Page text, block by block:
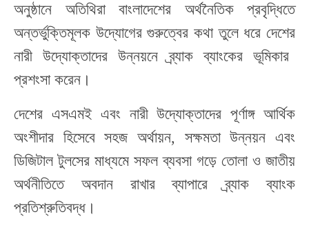
অনুষ্ঠানে অতিথিরাবাংলাদেশের অর্থনৈতিক প্রবৃদ্ধিতে
অন্তর্ভুক্তিমূলক উদ্যোগেরগুরুত্বের কথাতুলে ধরেদেশের
নারী উদ্যোক্তাদেরউন্নয়নে ব্র্যাক ব্যাংকের ভূমিকার
প্রশংসা করেন।
দেশের এসএমই এবং নারী উদ্যোক্তাদের পূর্ণাঙ্গ আর্থিক
অংশীদার হিসেবে সহজ অর্থায়ন, সক্ষমতা উন্নয়ন এবং
ডিজিটাল টুলসের মাধ্যমে সফল ব্যবসা গড়ে তোলা ও জাতীয়
অর্থনীতিতে অবদান রাখারব্যাপারে ব্র্যাক ব্যাংক
প্রতিশ্রুতিবদ্ধ।